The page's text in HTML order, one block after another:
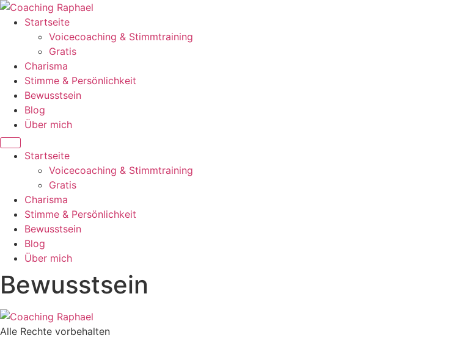
Zum
Inhalt
wechseln
Startseite
Voicecoaching & Stimmtraining
Gratis
Charisma
Stimme & Persönlichkeit
Bewusstsein
Blog
Über mich
Startseite
Voicecoaching & Stimmtraining
Gratis
Charisma
Stimme & Persönlichkeit
Bewusstsein
Blog
Über mich
Bewusstsein
Alle Rechte vorbehalten